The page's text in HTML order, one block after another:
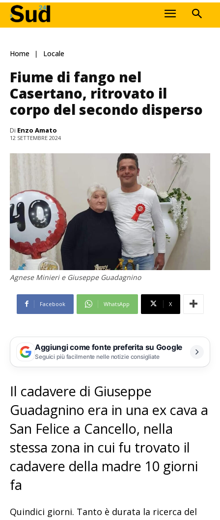
Home Locale
Fiume di fango nel
Casertano, ritrovato il
corpo del secondo disperso
Di Enzo Amato
12 SETTEMBRE 2024
Agnese Minieri e Giuseppe Guadagnino
Facebook WhatsApp X
Aggiungi come fonte preferita su Google
Seguici più facilmente nelle notizie consigliate
Il cadavere di Giuseppe
Guadagnino era in una ex cava a
San Felice a Cancello, nella
stessa zona in cui fu trovato il
cadavere della madre 10 giorni
fa
Quindici giorni. Tanto è durata la ricerca del